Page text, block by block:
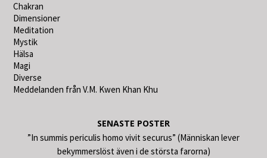
Chakran
Dimensioner
Meditation
Mystik
Hälsa
Magi
Diverse
Meddelanden från V.M. Kwen Khan Khu
SENASTE POSTER
”In summis periculis homo vivit securus” (Människan lever
bekymmerslöst även i de största farorna)